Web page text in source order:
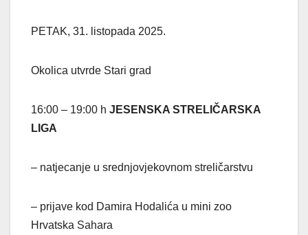
PETAK, 31. listopada 2025.
Okolica utvrde Stari grad
16:00 – 19:00 h JESENSKA STRELIČARSKA
LIGA
– natjecanje u srednjovjekovnom streličarstvu
– prijave kod Damira Hodalića u mini zoo
Hrvatska Sahara